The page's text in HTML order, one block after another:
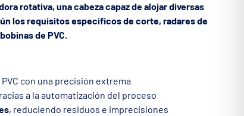
rotativa, una cabeza capaz de alojar diversas
los requisitos específicos de corte, radares de
de PVC.
PVC con una precisión extrema
a la automatización del proceso
, reduciendo residuos e imprecisiones